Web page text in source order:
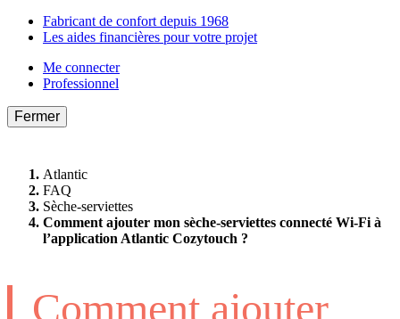
Fabricant de confort depuis 1968
Les aides financières pour votre projet
Me connecter
Professionnel
Fermer
Atlantic
FAQ
Sèche-serviettes
Comment ajouter mon sèche-serviettes connecté Wi-Fi à
l’application Atlantic Cozytouch ?
Comment ajouter